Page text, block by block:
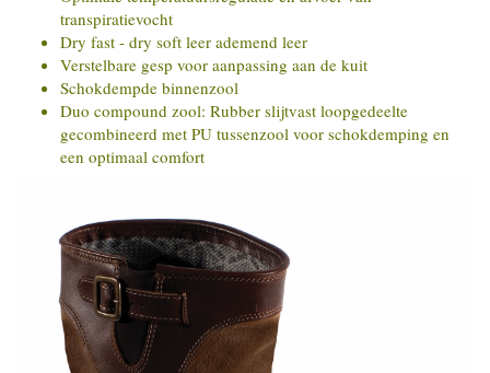
transpiratievocht
Dry fast - dry soft leer ademend leer
Verstelbare gesp voor aanpassing aan de kuit
Schokdempde binnenzool
Duo compound zool: Rubber slijtvast loopgedeelte
gecombineerd met PU tussenzool voor schokdemping en
een optimaal comfort